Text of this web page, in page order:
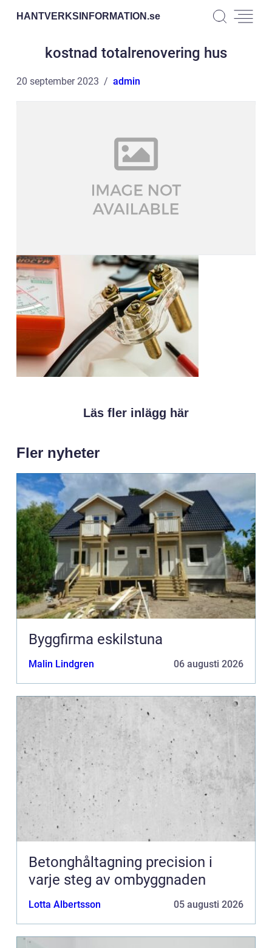
HANTVERKSINFORMATION.se
kostnad totalrenovering hus
20 september 2023 admin
Läs fler inlägg här
Fler nyheter
Byggfirma eskilstuna
Malin Lindgren 06 augusti 2026
Betonghåltagning precision i
varje steg av ombyggnaden
Lotta Albertsson 05 augusti 2026